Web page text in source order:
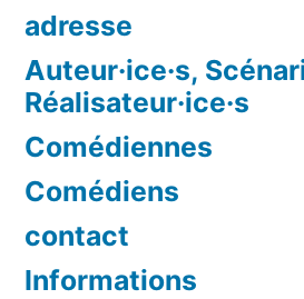
adresse
Auteur·ice·s,
Réalisateur·ice·s
Comédiennes
Comédiens
contact
Informations